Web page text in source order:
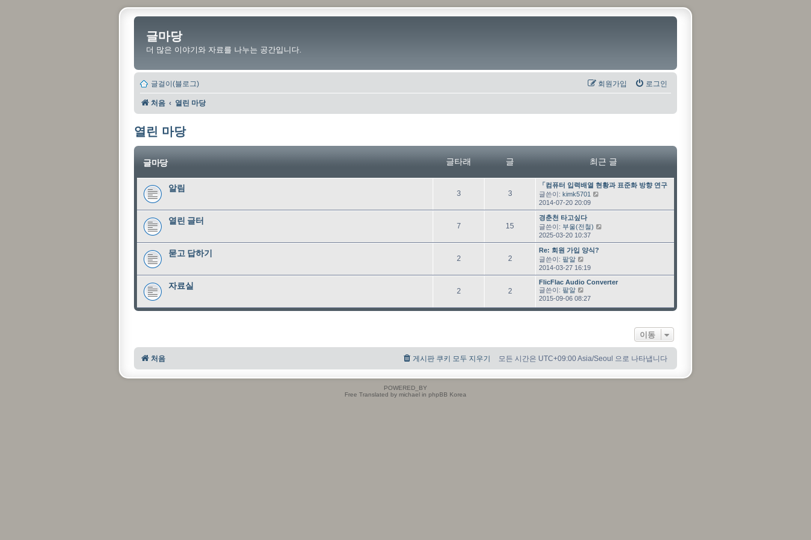
글마당
더 많은 이야기와 자료를 나누는 공간입니다.
글걸이(블로그) 로그인
회원가입
처음 열린 마당
열린 마당
글마당 글타래 글 최근 글
알림
3글
타
래
3글
최근 글
「컴퓨터 입력배열 현황과 표준화 방향 연구」 과제 수…
글쓴이: kimk5701
2014-07-20 20:09
열린 글터
7글
타
래
15
최근 글
경춘천 타고싶다
글쓴이: 부울(전철)
2025-03-20 10:37
묻고 답하기
2글
타
래
2글
최근 글
Re: 회원 가입 양식?
글쓴이: 팥알
2014-03-27 16:19
자료실
2글
타
2글
최근 글
FlicFlac Audio Converter
글쓴이: 팥알
2015-09-06 08:27
이동
처음 모든 시간은 UTC+09:00 Asia/Seoul 으로 나타냅니다
게시판 쿠키 모두 지우기
POWERED_BY
Free Translated by michael in phpBB Korea